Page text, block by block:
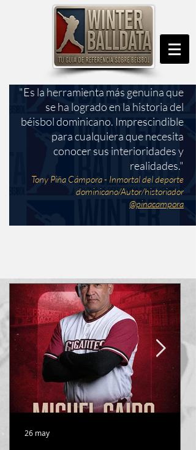
"Es la herramienta más genuina que
se ha logrado en la historia del
béisbol dominicano. Imprescindible
para cualquiera que necesita
conocer sus interioridades y
realidades."
Tony Piña Cámpora - Inmortal del deporte
dominicano/Autor/historiador
@pinacampora
26 may